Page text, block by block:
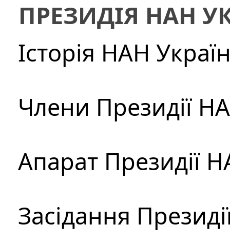
ПРЕЗИДІЯ НАН
Історія НАН
Члени Президії
Апарат Президії
Засідання